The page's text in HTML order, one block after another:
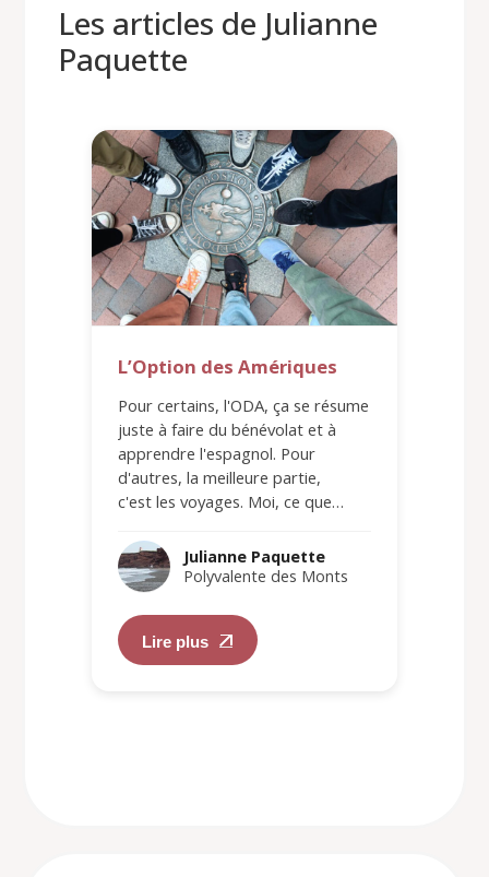
Les articles de Julianne
Paquette
L’Option des Amériques
Pour certains, l'ODA, ça se résume
juste à faire du bénévolat et à
apprendre l'espagnol. Pour
d'autres, la meilleure partie,
c'est les voyages. Moi, ce que…
Julianne Paquette
Polyvalente des Monts
Lire plus